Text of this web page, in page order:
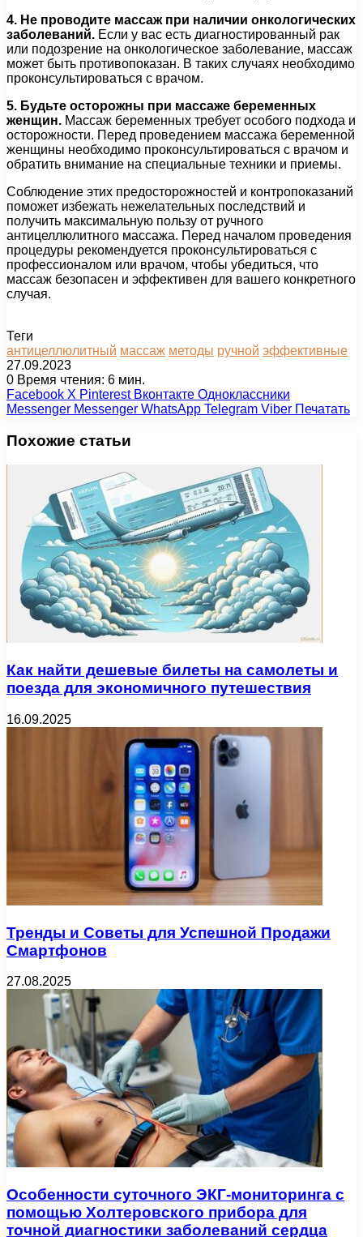
4. Не проводите массаж при наличии онкологических
заболеваний. Если у вас есть диагностированный рак
или подозрение на онкологическое заболевание, массаж
может быть противопоказан. В таких случаях необходимо
проконсультироваться с врачом.
5. Будьте осторожны при массаже беременных
женщин. Массаж беременных требует особого подхода и
осторожности. Перед проведением массажа беременной
женщины необходимо проконсультироваться с врачом и
обратить внимание на специальные техники и приемы.
Соблюдение этих предосторожностей и контропоказаний
поможет избежать нежелательных последствий и
получить максимальную пользу от ручного
антицеллюлитного массажа. Перед началом проведения
процедуры рекомендуется проконсультироваться с
профессионалом или врачом, чтобы убедиться, что
массаж безопасен и эффективен для вашего конкретного
случая.
Теги
антицеллюлитный массаж методы ручной эффективные
27.09.2023
0 Время чтения: 6 мин.
Facebook X Pinterest Вконтакте Одноклассники
Messenger Messenger WhatsApp Telegram Viber Печатать
Похожие статьи
Как найти дешевые билеты на самолеты и
поезда для экономичного путешествия
16.09.2025
Тренды и Советы для Успешной Продажи
Смартфонов
27.08.2025
Особенности суточного ЭКГ-мониторинга с
помощью Холтеровского прибора для
точной диагностики заболеваний сердца